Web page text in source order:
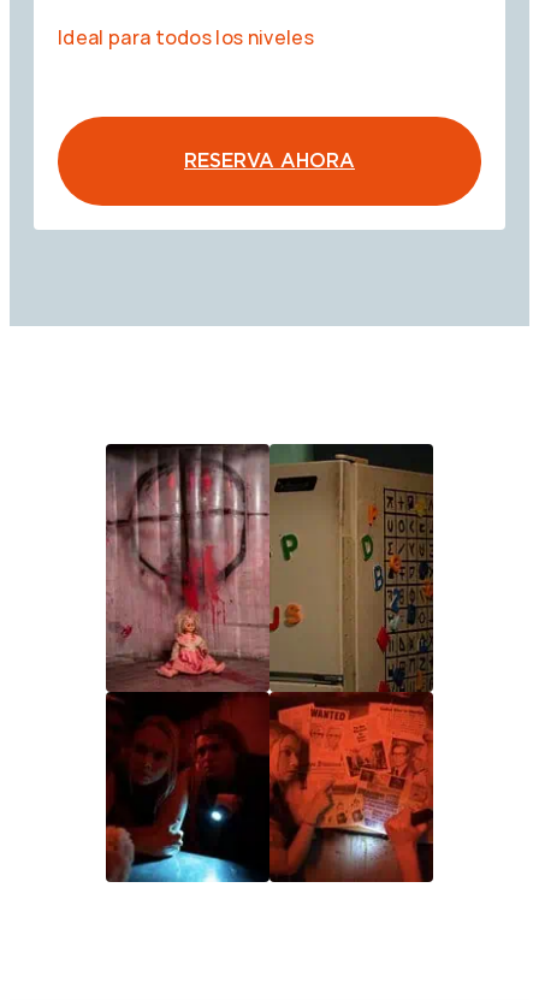
Ideal para todos los niveles
RESERVA AHORA